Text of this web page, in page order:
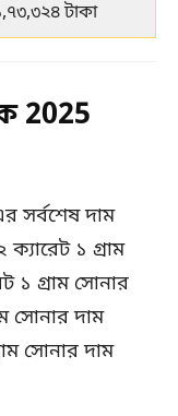
টাকা
2025
সর্বশেষ দাম
১ গ্রাম
১ গ্রাম সোনার
সোনার দাম
সোনার দাম